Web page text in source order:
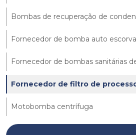
Bombas de recuperação de
Fornecedor de bomba auto
Fornecedor de bombas sanitárias
Fornecedor de filtro de
Motobomba centrífuga